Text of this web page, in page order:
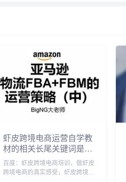
虾皮跨境电商运营自学教
材的相关长尾关键词是那
些
百度：虾皮跨境电商培训，做虾皮
跨境电商的真实感受，虾皮跨境电